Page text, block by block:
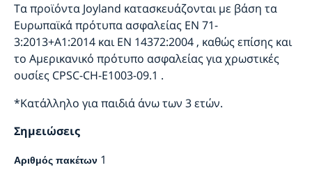
Τα προϊόντα Joyland κατασκευάζονται με βάση τα
Ευρωπαϊκά πρότυπα ασφαλείας EN 71-
3:2013+A1:2014 και EN 14372:2004 , καθώς επίσης και
το Αμερικανικό πρότυπο ασφαλείας για χρωστικές
ουσίες CPSC-CH-E1003-09.1 .
*Κατάλληλο για παιδιά άνω των 3 ετών.
Σημειώσεις
Αριθμός πακέτων 1